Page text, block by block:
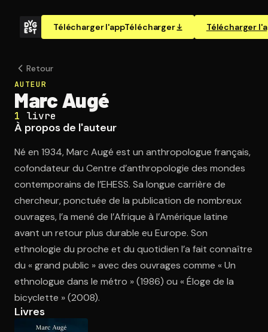
Télécharger l'appTélécharger Télécharger
Retour
AUTEUR
Marc Augé
1 livre
À propos de l'auteur
Né en 1934, Marc Augé est un anthropologue français,
cofondateur du Centre d’anthropologie des mondes
contemporains de l’EHESS. Sa longue carrière de
chercheur, ponctuée de la publication de nombreux
ouvrages, l’a mené de l’Afrique à l’Amérique latine
avant un retour plus durable eu Europe. Son
ethnologie du proche et du quotidien l’a fait connaître
du « grand public » avec des ouvrages comme « Un
ethnologue dans le métro » (1986) ou « Éloge de la
bicyclette » (2008).
Livres